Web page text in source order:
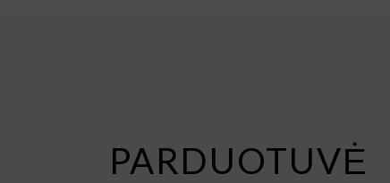
PARDUOTUVĖ